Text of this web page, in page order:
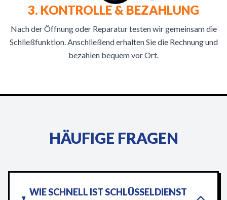
3. KONTROLLE & BEZAHLUNG
Nach der Öffnung oder Reparatur testen wir gemeinsam die
Schließfunktion. Anschließend erhalten Sie die Rechnung und
bezahlen bequem vor Ort.
HÄUFIGE FRAGEN
WIE SCHNELL IST SCHLÜSSELDIENST